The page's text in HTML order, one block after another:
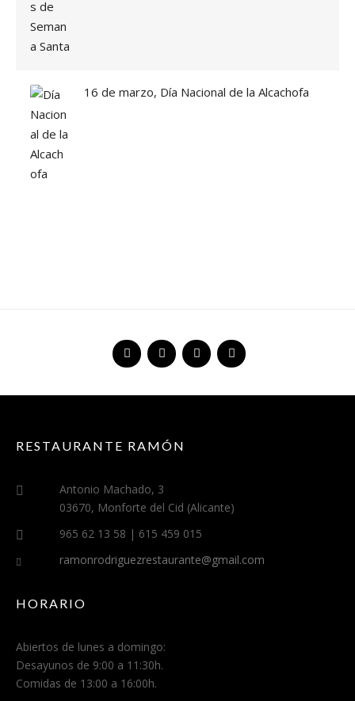
16 de marzo, Día Nacional de la Alcachofa
RESTAURANTE RAMÓN
Antonio Machado, 3
03670, Monforte del Cid (Alicante)
965 62 13 58 | 615 459 015
ramonrodriguezrestaurante@gmail.com
HORARIO
Abiertos de lunes a domingo:
Desayunos de 9:00 a 11:30h.
Comidas de 13:00 a 16:00h.